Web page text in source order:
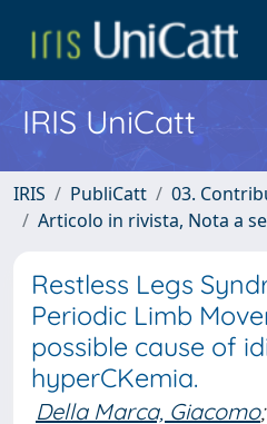
IRIS UniCatt
IRIS PubliCatt
03.
Articolo in rivista, Nota a
Restless Legs
Periodic Limb
possible cause of
hyperCKemia.
Della Marca, Giacomo;